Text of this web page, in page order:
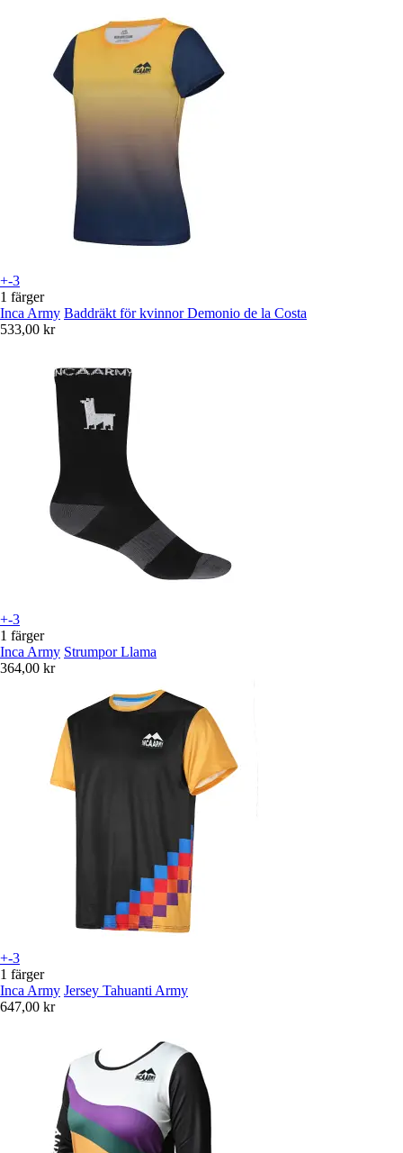
+-3
1 färger
Inca Army Baddräkt för kvinnor Demonio de la Costa
533,00 kr
+-3
1 färger
Inca Army Strumpor Llama
364,00 kr
+-3
1 färger
Inca Army Jersey Tahuanti Army
647,00 kr